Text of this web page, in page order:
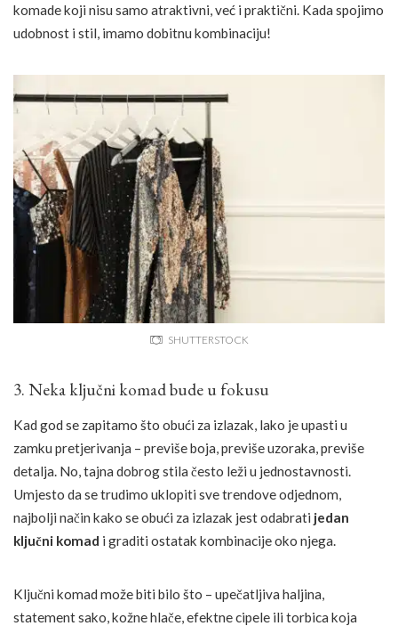
komade koji nisu samo atraktivni, već i praktični. Kada spojimo
udobnost i stil, imamo dobitnu kombinaciju!
SHUTTERSTOCK
3. Neka ključni komad bude u fokusu
Kad god se zapitamo što obući za izlazak, lako je upasti u
zamku pretjerivanja – previše boja, previše uzoraka, previše
detalja. No, tajna dobrog stila često leži u jednostavnosti.
Umjesto da se trudimo uklopiti sve trendove odjednom,
najbolji način kako se obući za izlazak jest odabrati jedan
ključni komad i graditi ostatak kombinacije oko njega.
Ključni komad može biti bilo što – upečatljiva haljina,
statement sako, kožne hlače, efektne cipele ili torbica koja